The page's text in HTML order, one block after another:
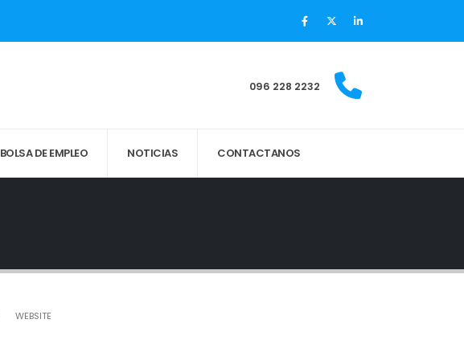
096 228 2232
BOLSA DE EMPLEO NOTICIAS CONTACTANOS
WEBSITE